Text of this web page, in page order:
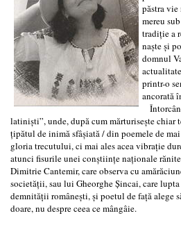
păstra
mereu
tradiție a
naște și
domnul
printr-o
ancorată
latiniști”, unde, după cum mărturisește chiar
țipătul de inimă sfâșiată / din poemele de
gloria trecutului, ci mai ales acea vibrație
atunci fisurile unei conștiințe naționale
Dimitrie Cantemir, care observa cu
societății, sau lui Gheorghe Șincai, care
demnității românești, și poetul de față alege
doare, nu despre ceea ce mângâie.